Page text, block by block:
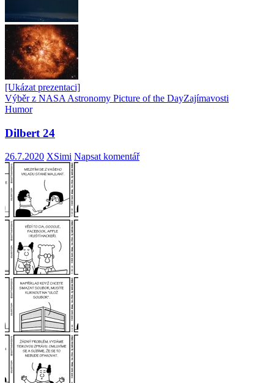
[Ukázat prezentaci]
Výběr z NASA Astronomy Picture of the DayZajímavosti
Humor
Dilbert 24
26.7.2020 XSimi Napsat komentář